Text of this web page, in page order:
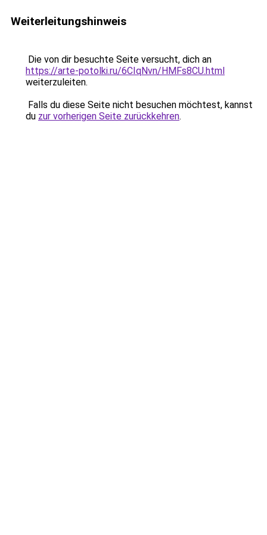
Weiterleitungshinweis
Die von dir besuchte Seite versucht, dich an
https://arte-potolki.ru/6CIqNvn/HMFs8CU.html
weiterzuleiten.
Falls du diese Seite nicht besuchen möchtest, kannst
du zur vorherigen Seite zurückkehren.